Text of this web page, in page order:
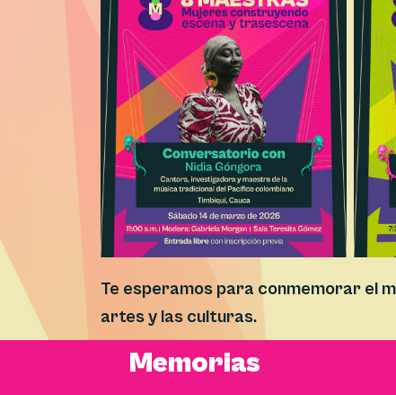
Te esperamos para conmemorar el
artes y las culturas.
Memorias